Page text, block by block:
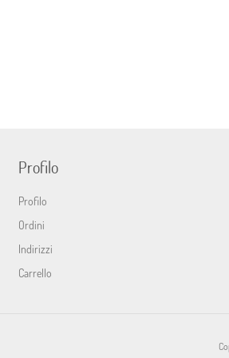
Profilo
Profilo
Ordini
Indirizzi
Carrello